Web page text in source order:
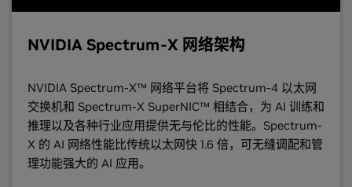
NVIDIA Spectrum-X 网络架构
NVIDIA Spectrum-X™ 网络平台将 Spectrum-4 以太网
交换机和 Spectrum-X SuperNIC™ 相结合，为 AI 训练和
推理以及各种行业应用提供无与伦比的性能。Spectrum-
X 的 AI 网络性能比传统以太网快 1.6 倍，可无缝调配和管
理功能强大的 AI 应用。